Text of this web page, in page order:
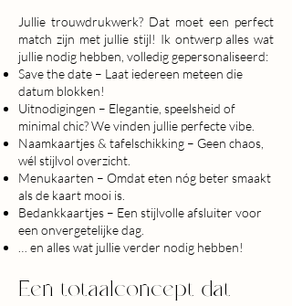
Jullie trouwdrukwerk? Dat moet een perfect
match zijn met jullie stijl! Ik ontwerp alles wat
jullie nodig hebben, volledig gepersonaliseerd:
Save the date – Laat iedereen meteen die
datum blokken!
Uitnodigingen – Elegantie, speelsheid of
minimal chic? We vinden jullie perfecte vibe.
Naamkaartjes & tafelschikking – Geen chaos,
wél stijlvol overzicht.
Menukaarten – Omdat eten nóg beter smaakt
als de kaart mooi is.
Bedankkaartjes – Een stijlvolle afsluiter voor
een onvergetelijke dag.
… en alles wat jullie verder nodig hebben!
Een totaalconcept dat